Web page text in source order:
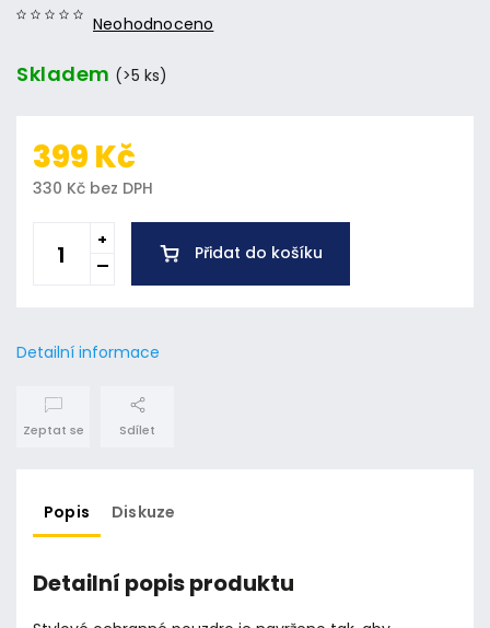
Neohodnoceno
Skladem (>5 ks)
399 Kč
330 Kč bez DPH
Přidat do košíku
Detailní informace
Zeptat se Sdílet
Popis Diskuze
Detailní popis produktu